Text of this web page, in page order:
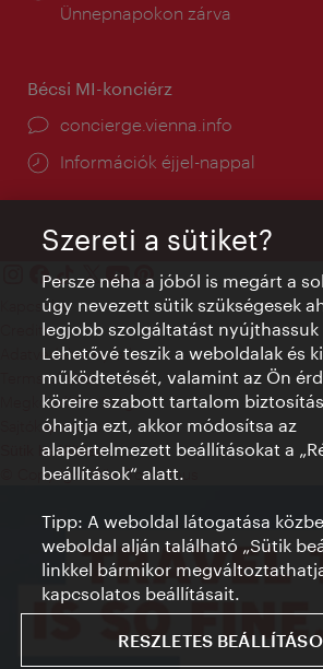
tartás:
Ünnepnapokon zárva
Bécsi MI-konciérz
concierge.vienna.info
Információk éjjel-nappal
Kapcsolat
Credits
Adatvédelmi nyilatkozat
Terms of Use
Megközelíthetőség
Sajtókapcsolat
Sütik beállítása
© Copyright WienTourismus
Szereti a sütiket?
Persze néha a jóból is megárt a
úgy nevezett sütik szükségesek
legjobb szolgáltatást nyújthassuk
Lehetővé teszik a weboldalak és
működtetését, valamint az Ön
köreire szabott tartalom
óhajtja ezt, akkor módosítsa az
alapértelmezett beállításokat a
beállítások“ alatt.
Tipp: A weboldal látogatása
weboldal alján található „Sütik
linkkel bármikor
kapcsolatos beállításait.
RESZLETES